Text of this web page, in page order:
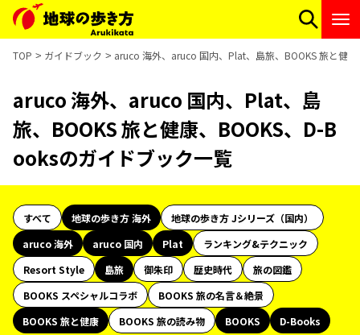
TOP ガイドブック aruco 海外、aruco 国内、Plat、島旅、BOOKS 旅と健
aruco 海外、aruco 国内、Plat、島
旅、BOOKS 旅と健康、BOOKS、D-B
ooksのガイドブック一覧
すべて 地球の歩き方 海外
地球の歩き方 Jシリーズ（国内）
aruco 海外
aruco 国内 Plat
ランキング&テクニック
Resort Style
島旅 御朱印 歴史時代
旅の図鑑
BOOKS スペシャルコラボ
BOOKS 旅の名言＆絶景
BOOKS 旅と健康
BOOKS 旅の読み物 BOOKS
D-Books